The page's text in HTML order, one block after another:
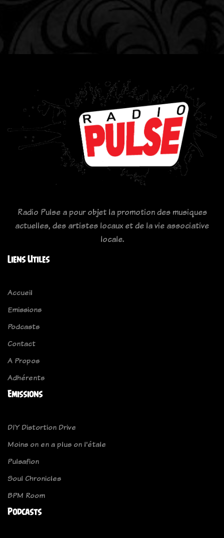
Radio Pulse a pour objet la promotion des musiques
actuelles, des artistes locaux et de la vie associative
locale.
Liens Utiles
Accueil
Emissions
Podcasts
Contact
A Propos
Adhérents
Emissions
DIY Distortion Drive
Moins on en a plus on l'étale
Pulsafion
Soul Chronicles
BPM Room
Podcasts